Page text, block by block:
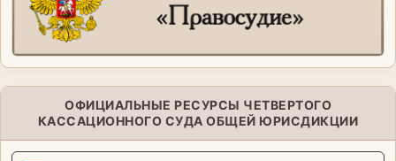
ОФИЦИАЛЬНЫЕ РЕСУРСЫ ЧЕТВЕРТОГО
КАССАЦИОННОГО СУДА ОБЩЕЙ ЮРИСДИКЦИИ